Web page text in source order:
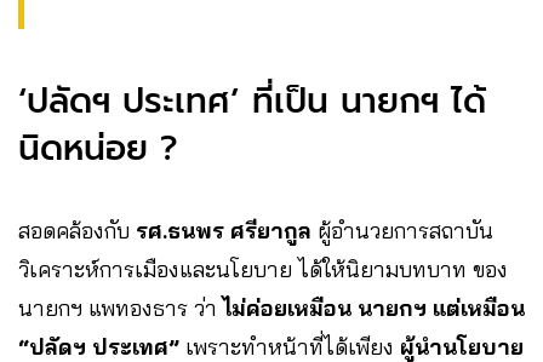
‘ปลัดฯ ประเทศ’ ที่เป็น นายกฯ ได้
นิดหน่อย ?
สอดคล้องกับ รศ.ธนพร ศรียากูล ผู้อำนวยการสถาบัน
วิเคราะห์การเมืองและนโยบาย ได้ให้นิยามบทบาท ของ
นายกฯ แพทองธาร ว่าไม่ค่อยเหมือน นายกฯ แต่เหมือน
“ปลัดฯ ประเทศ” เพราะทำหน้าที่ได้เพียง ผู้นำนโยบาย